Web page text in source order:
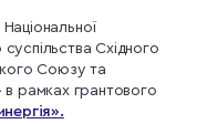
Східного
Союзу та
рамках грантового